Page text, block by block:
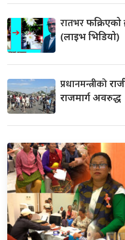
रातभरफक्रिएको
(लाइभ भिडियो)
प्रधानमन्त्रीको
राजमार्ग अवरुद्ध